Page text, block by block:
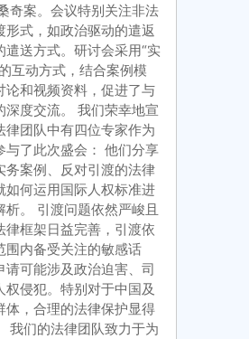
奇案。会议特别关注非法
形式，如政治驱动的遣返
遣送方式。研讨会采用“实
互动方式，结合案例模
论和视频资料，促进了与
深度交流。 我们荣幸地宣
律团队中有四位专家作为
与了此次盛会： 他们分享
务案例、反对引渡的法律
如何运用国际人权标准进
析。 引渡问题依然严峻且
律框架日益完善，引渡依
围内备受关注的敏感话
请可能涉及政治迫害、司
权侵犯。特别对于中国及
体，合理的法律保护显得
我们的法律团队致力于为